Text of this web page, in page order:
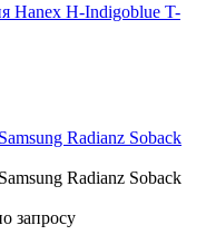
Hanex H-Indigoblue T-
запросу